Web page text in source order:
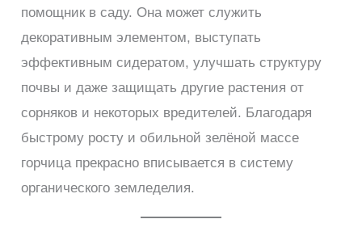
помощник в саду. Она может служить
декоративным элементом, выступать
эффективным сидератом, улучшать структуру
почвы и даже защищать другие растения от
сорняков и некоторых вредителей. Благодаря
быстрому росту и обильной зелёной массе
горчица прекрасно вписывается в систему
органического земледелия.